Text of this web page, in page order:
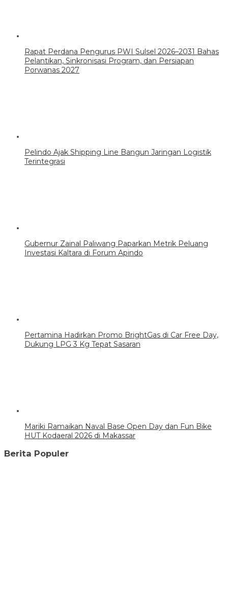
Rapat Perdana Pengurus PWI Sulsel 2026–2031 Bahas
Pelantikan, Sinkronisasi Program, dan Persiapan
Porwanas 2027
Pelindo Ajak Shipping Line Bangun Jaringan Logistik
Terintegrasi
Gubernur Zainal Paliwang Paparkan Metrik Peluang
Investasi Kaltara di Forum Apindo
Pertamina Hadirkan Promo BrightGas di Car Free Day,
Dukung LPG 3 Kg Tepat Sasaran
Mariki Ramaikan Naval Base Open Day dan Fun Bike
HUT Kodaeral 2026 di Makassar
Berita Populer